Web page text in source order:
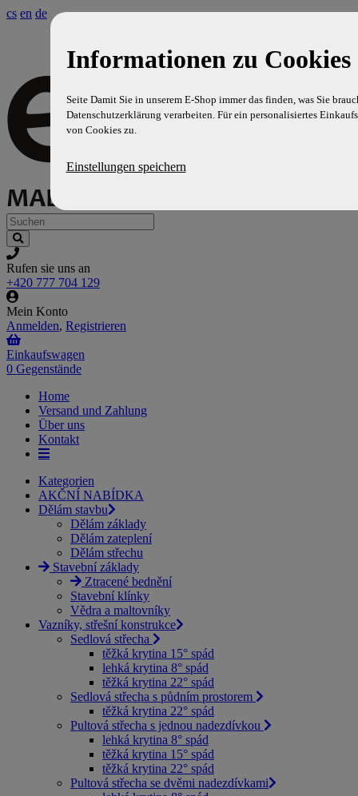
cs en de
Rufen sie uns an
+420 777 704 129
Mein Konto
Anmelden, Registrieren
Einkaufswagen
0 Gegenstände
Home
Versand und Zahlung
Über uns
Kontakt
Kategorien
AKČNÍ NABÍDKA
Dělám stavbu
Dělám základy
Dělám zateplení
Dělám střechu
Stavební základy
Ztracené bednění
Stavební klínky
Vědra a maltovníky
Vazníky, střešní konstrukce
Sedlová střecha
těžká krytina 15° spád
lehká krytina 8° spád
těžká krytina 22° spád
Sedlová střecha s půdním prostorem
těžká krytina 22° spád
Pultová střecha s jednou nadezdívkou
lehká krytina 8° spád
těžká krytina 15° spád
těžká krytina 22° spád
Pultová střecha se dvěmi nadezdívkami
Informationen zu Cookies
Seite Damit Sie in unserem E-Shop immer das finden, was Sie
Datenschutzerklärung verarbeiten. Für ein personalisiertes
von Cookies zu.
Einstellungen speichern